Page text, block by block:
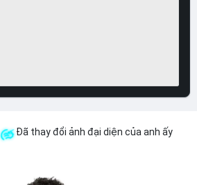
Đã thay đổi ảnh đại diện của anh ấy